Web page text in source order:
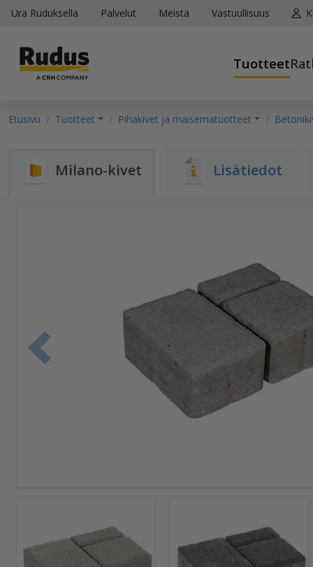
Ura Ruduksella Palvelut Meistä Vastuullisuus
Tuotteet
Etusivu Tuotteet Pihakivet ja maisematuotteet
Milano-kivet Lisätiedot
Edellinen